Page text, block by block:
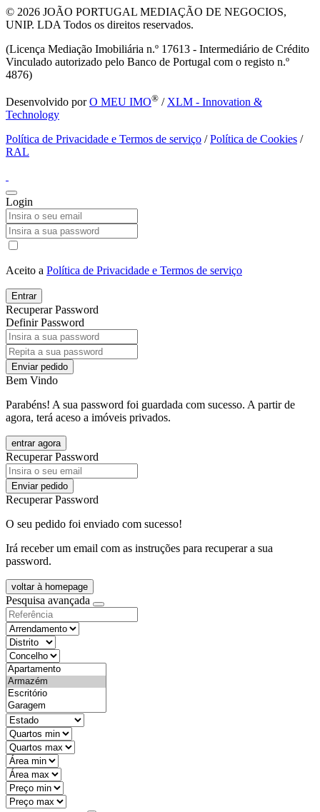
© 2026 JOÃO PORTUGAL MEDIAÇÃO DE NEGOCIOS,
UNIP. LDA Todos os direitos reservados.
(Licença Mediação Imobiliária n.º 17613 - Intermediário de Crédito
Vinculado autorizado pelo Banco de Portugal com o registo n.º
4876)
Desenvolvido porO MEU IMO® / XLM - Innovation &
Technology
Política de Privacidade e Termos de serviço /Política de Cookies /
RAL
Login
Aceito a Política de Privacidade e Termos de serviço
Entrar
Recuperar Password
Definir Password
Enviar pedido
Bem Vindo
Parabéns! A sua password foi guardada com sucesso. A partir de
agora, terá aceso a imóveis privados.
entrar agora
Recuperar Password
Enviar pedido
Recuperar Password
O seu pedido foi enviado com sucesso!
Irá receber um email com as instruções para recuperar a sua
password.
voltar à homepage
Pesquisa avançada